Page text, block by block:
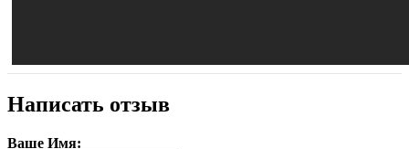
Написать отзыв
Ваше Имя: